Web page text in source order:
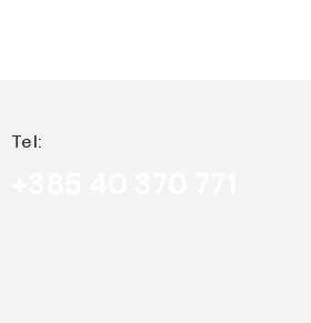
Tel: